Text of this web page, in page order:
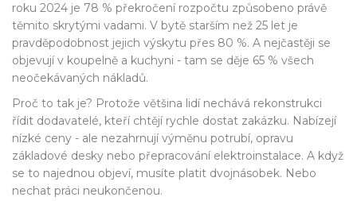
roku 2024 je 78 % překročení rozpočtu způsobeno právě
těmito skrytými vadami. V bytě starším než 25 let je
pravděpodobnost jejich výskytu přes 80 %. A nejčastěji se
objevují v koupelně a kuchyni - tam se děje 65 % všech
neočekávaných nákladů.
Proč to tak je? Protože většina lidí nechává rekonstrukci
řídit dodavatelé, kteří chtějí rychle dostat zakázku. Nabízejí
nízké ceny - ale nezahrnují výměnu potrubí, opravu
základové desky nebo přepracování elektroinstalace. A když
se to najednou objeví, musíte platit dvojnásobek. Nebo
nechat práci neukončenou.